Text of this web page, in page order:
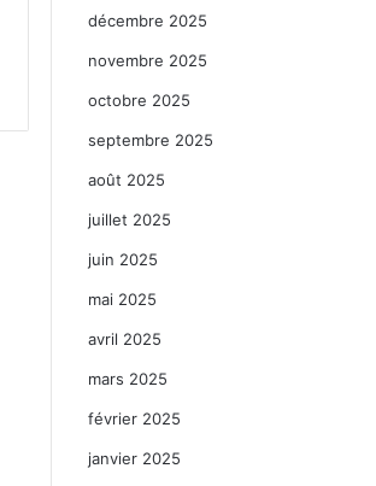
décembre 2025
novembre 2025
octobre 2025
septembre 2025
août 2025
juillet 2025
juin 2025
mai 2025
avril 2025
mars 2025
février 2025
janvier 2025